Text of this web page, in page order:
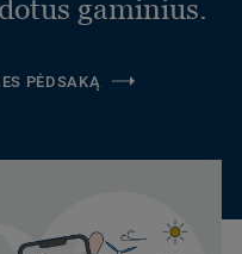
gaminius.
PĖDSAKĄ